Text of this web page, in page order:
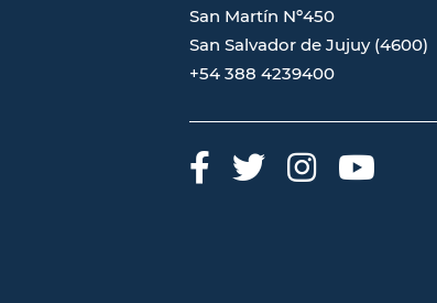
San Martín Nº450
San Salvador de Jujuy (4600)
+54 388 4239400